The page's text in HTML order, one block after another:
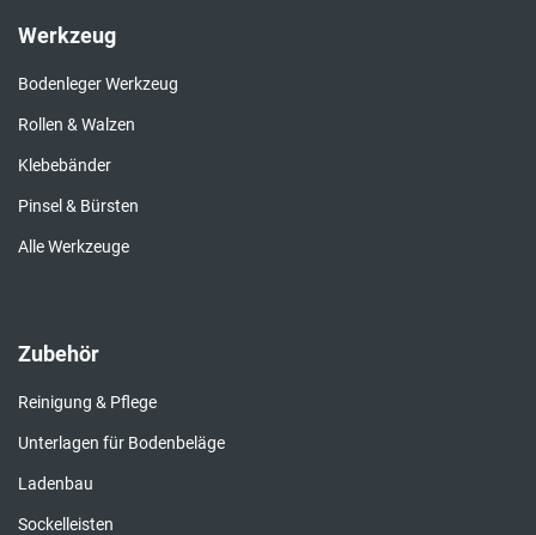
Werkzeug
Bodenleger Werkzeug
Rollen & Walzen
Klebebänder
Pinsel & Bürsten
Alle Werkzeuge
Zubehör
Reinigung & Pflege
Unterlagen für Bodenbeläge
Ladenbau
Sockelleisten